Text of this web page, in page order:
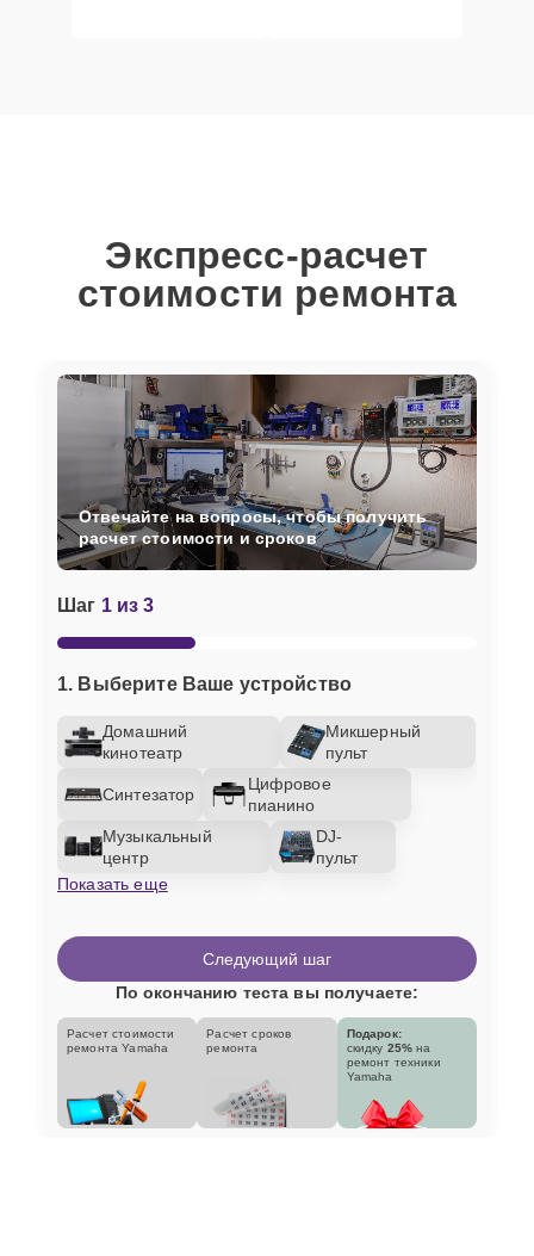
Экспресс-расчет
стоимости ремонта
Шаг 1 из 3
1. Выберите Ваше устройство
Домашний
кинотеатр
Микшерный
пульт
Синтезатор
Цифровое
пианино
Музыкальный
центр
DJ-
пульт
Показать еще
Отвечайте на вопросы, чтобы получить
расчет стоимости и сроков
Следующий шаг
По окончанию теста вы получаете:
Расчет стоимости
ремонта Yamaha
Расчет сроков
ремонта
Подарок:
скидку 25% на
ремонт техники
Yamaha